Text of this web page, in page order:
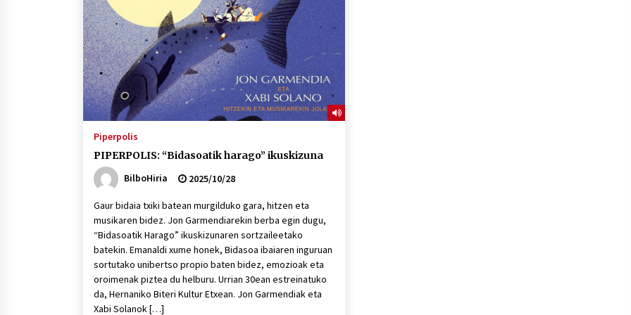
protagonista
2026/07/16
POTTO: San Pedro jaietako bertso-
saioa
2026/07/09
Auritz Iñurrietaren margoak
Piperpolis
PIPERPOLIS: “Bidasoatik harago” ikuskizuna
BilboHiria
2025/10/28
Gaur bidaia txiki batean murgilduko gara, hitzen eta
musikaren bidez. Jon Garmendiarekin berba egin dugu,
“Bidasoatik Harago” ikuskizunaren sortzaileetako
batekin. Emanaldi xume honek, Bidasoa ibaiaren inguruan
sortutako unibertso propio baten bidez, emozioak eta
oroimenak piztea du helburu. Urrian 30ean estreinatuko
da, Hernaniko Biteri Kultur Etxean. Jon Garmendiak eta
Xabi Solanok […]